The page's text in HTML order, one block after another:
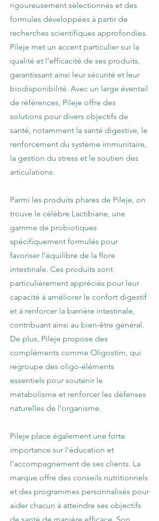
rigoureusement sélectionnés et des
formules développées à partir de
recherches scientifiques approfondies.
Pileje met un accent particulier sur la
qualité et l’efficacité de ses produits,
garantissant ainsi leur sécurité et leur
biodisponibilité. Avec un large éventail
de références, Pileje offre des
solutions pour divers objectifs de
santé, notamment la santé digestive, le
renforcement du système immunitaire,
la gestion du stress et le soutien des
articulations.
Parmi les produits phares de Pileje, on
trouve le célèbre Lactibiane, une
gamme de probiotiques
spécifiquement formulés pour
favoriser l’équilibre de la flore
intestinale. Ces produits sont
particulièrement appréciés pour leur
capacité à améliorer le confort digestif
et à renforcer la barrière intestinale,
contribuant ainsi au bien-être général.
De plus, Pileje propose des
compléments comme Oligostim, qui
regroupe des oligo-éléments
essentiels pour soutenir le
métabolisme et renforcer les défenses
naturelles de l’organisme.
Pileje place également une forte
importance sur l'éducation et
l'accompagnement de ses clients. La
marque offre des conseils nutritionnels
et des programmes personnalisés pour
aider chacun à atteindre ses objectifs